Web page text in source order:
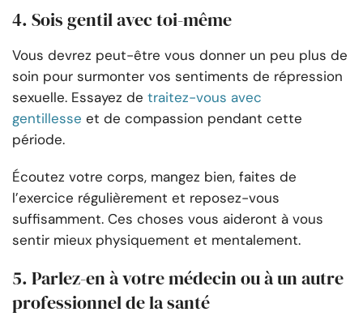
4. Sois gentil avec toi-même
Vous devrez peut-être vous donner un peu plus de
soin pour surmonter vos sentiments de répression
sexuelle. Essayez de traitez-vous avec
gentillesse et de compassion pendant cette
période.
Écoutez votre corps, mangez bien, faites de
l’exercice régulièrement et reposez-vous
suffisamment. Ces choses vous aideront à vous
sentir mieux physiquement et mentalement.
5. Parlez-en à votre médecin ou à un autre
professionnel de la santé